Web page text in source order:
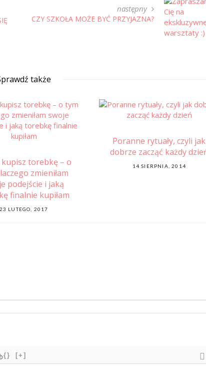
następny
CZY SZKOŁA MOŻE BYĆ PRZYJAZNA?
także
rytuały, czyli jak
SIERPNIA, 2014
Cześć doktorku! Czyli jak
nie zdiagnozować sobie w
{} [+]